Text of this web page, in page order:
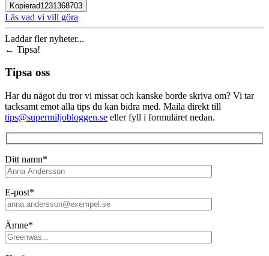
Kopierad1231368703
Läs vad vi vill göra
Laddar fler nyheter...
← Tipsa!
Tipsa oss
Har du något du tror vi missat och kanske borde skriva om? Vi tar
tacksamt emot alla tips du kan bidra med. Maila direkt till
tips@supermiljobloggen.se eller fyll i formuläret nedan.
Ditt namn*
E-post*
Ämne*